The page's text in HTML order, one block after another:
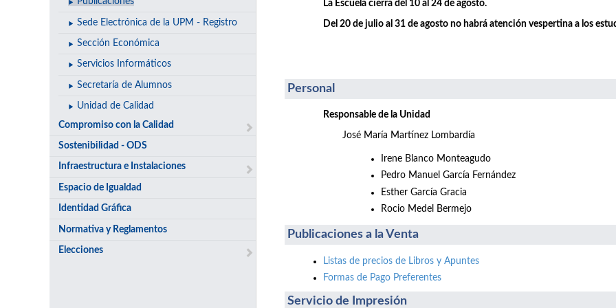
Sede Electrónica de la UPM - Registro
Sección Económica
Servicios Informáticos
Secretaría de Alumnos
Unidad de Calidad
Compromiso con la Calidad
Sostenibilidad - ODS
Infraestructura e Instalaciones
Espacio de Igualdad
Identidad Gráfica
Normativa y Reglamentos
Elecciones
La Escuela cierra del 10 al 24 de agosto.
Del 20 de julio al 31 de agosto no habrá atención vespertina a los
Personal
Responsable de la Unidad
José María Martínez Lombardía
Irene Blanco Monteagudo
Pedro Manuel García Fernández
Esther García Gracia
Rocio Medel Bermejo
Publicaciones a la Venta
Listas de precios de Libros y Apuntes
Formas de Pago Preferentes
Servicio de Impresión